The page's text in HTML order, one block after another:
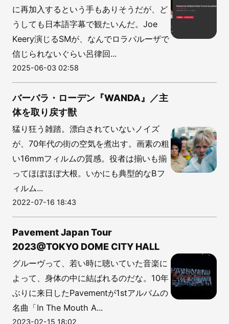
に再加入するという手もありそうだが、ど
うしても日本語字幕で観たいんだ。Joe
Keery演じるSMが、なんでロラパルーザで
信じられないぐらい呂律回...
2025-06-03 02:58
バーバラ・ローデン『WANDA』／主
体を取り戻す獣
猛り狂う雑踏。漂白されていないノイズ
が、70年代の街の空気を煮出す。画素の粗
い16mmフィルムの質感。役者は揃いも揃
ってほぼほぼ大根。いかにも典型的なBフ
ィルム...
2022-07-16 18:43
Pavement Japan Tour
2023@TOKYO DOME CITY HALL
グルーヴって、若い時に聴いていた音楽に
よって、身体の中に結ばれるのだな。10年
ぶりに来日したPavementが1stアルバムの
名曲「In The Mouth A...
2023-02-15 18:02